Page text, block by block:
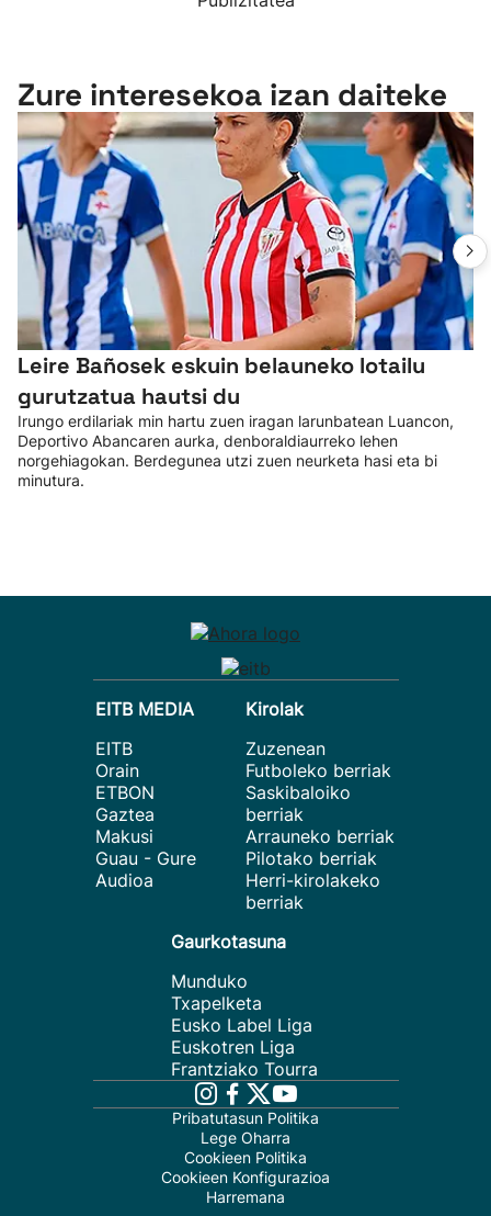
Zure interesekoa izan daiteke
Leire Bañosek eskuin belauneko lotailu
gurutzatua hautsi du
Irungo erdilariak min hartu zuen iragan larunbatean Luancon,
Deportivo Abancaren aurka, denboraldiaurreko lehen
norgehiagokan. Berdegunea utzi zuen neurketa hasi eta bi
minutura.
EITB MEDIA
EITB
Orain
ETBON
Gaztea
Makusi
Guau - Gure
Audioa
Kirolak
Zuzenean
Futboleko berriak
Saskibaloiko
berriak
Arrauneko berriak
Pilotako berriak
Herri-kirolakeko
berriak
Gaurkotasuna
Munduko
Txapelketa
Eusko Label Liga
Euskotren Liga
Frantziako Tourra
Pribatutasun Politika
Lege Oharra
Cookieen Politika
Cookieen Konfigurazioa
Harremana